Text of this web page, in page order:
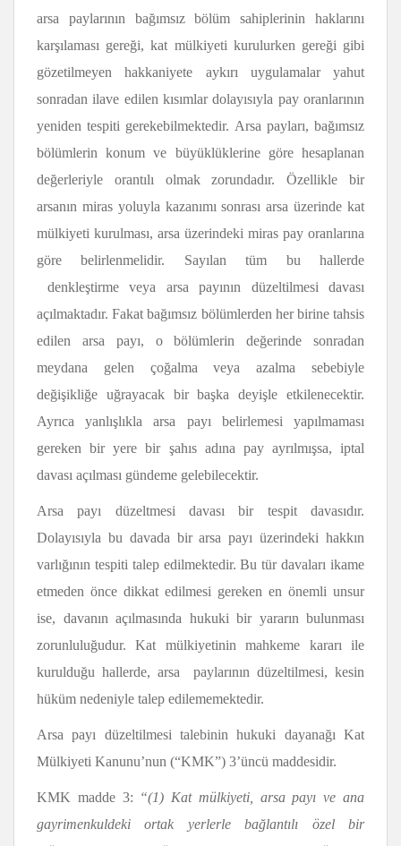
arsa paylarının bağımsız bölüm sahiplerinin haklarını
karşılaması gereği, kat mülkiyeti kurulurken gereği gibi
gözetilmeyen hakkaniyete aykırı uygulamalar yahut
sonradan ilave edilen kısımlar dolayısıyla pay oranlarının
yeniden tespiti gerekebilmektedir. Arsa payları, bağımsız
bölümlerin konum ve büyüklüklerine göre hesaplanan
değerleriyle orantılı olmak zorundadır. Özellikle bir
arsanın miras yoluyla kazanımı sonrası arsa üzerinde kat
mülkiyeti kurulması, arsa üzerindeki miras pay oranlarına
göre belirlenmelidir. Sayılan tüm bu hallerde
denkleştirme veya arsa payının düzeltilmesi davası
açılmaktadır. Fakat bağımsız bölümlerden her birine tahsis
edilen arsa payı, o bölümlerin değerinde sonradan
meydana gelen çoğalma veya azalma sebebiyle
değişikliğe uğrayacak bir başka deyişle etkilenecektir.
Ayrıca yanlışlıkla arsa payı belirlemesi yapılmaması
gereken bir yere bir şahıs adına pay ayrılmışsa, iptal
davası açılması gündeme gelebilecektir.
Arsa payı düzeltmesi davası bir tespit davasıdır.
Dolayısıyla bu davada bir arsa payı üzerindeki hakkın
varlığının tespiti talep edilmektedir. Bu tür davaları ikame
etmeden önce dikkat edilmesi gereken en önemli unsur
ise, davanın açılmasında hukuki bir yararın bulunması
zorunluluğudur. Kat mülkiyetinin mahkeme kararı ile
kurulduğu hallerde, arsa paylarının düzeltilmesi, kesin
hüküm nedeniyle talep edilememektedir.
Arsa payı düzeltilmesi talebinin hukuki dayanağı Kat
Mülkiyeti Kanunu’nun (“KMK”) 3’üncü maddesidir.
KMK madde 3: “(1) Kat mülkiyeti, arsa payı ve ana
gayrimenkuldeki ortak yerlerle bağlantılı özel bir